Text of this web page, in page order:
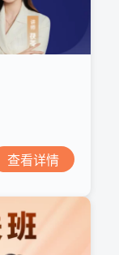
查看详情